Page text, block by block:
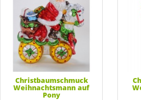
Christbaumschmuck
Weihnachtsmann auf
Pony